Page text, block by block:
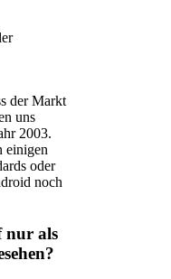
der Markt
uns
2003.
einigen
oder
noch
nur als